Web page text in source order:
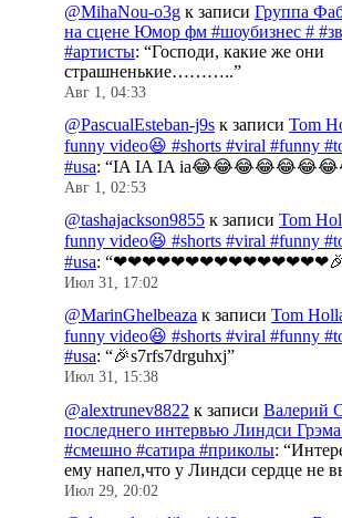
@MihaNou-o3g к записи Группа
на сцене Юмор фм #шоубизнес #
#артисты: “Господи, какие же они
страшненькие………..”
Авг 1, 04:33
@PascualEsteban-j9s к записи Tom
funny video😆 #shorts #viral #funny
#usa: “IA IA IA
Авг 1, 02:53
@tashajackson9855 к записи Tom
funny video😆 #shorts #viral #funny
#usa: “
Июл 31, 17:02
@MarinGhelbeaza к записи Tom
funny video😆 #shorts #viral #funny
#usa: “🎉s7rfs7drguhxj”
Июл 31, 15:38
@alextrunev8822 к записи Валерий
последнего интервью Линдси
#смешно #сатира #приколы: “
ему напел,что у Линдси сердце не
Июл 29, 20:02